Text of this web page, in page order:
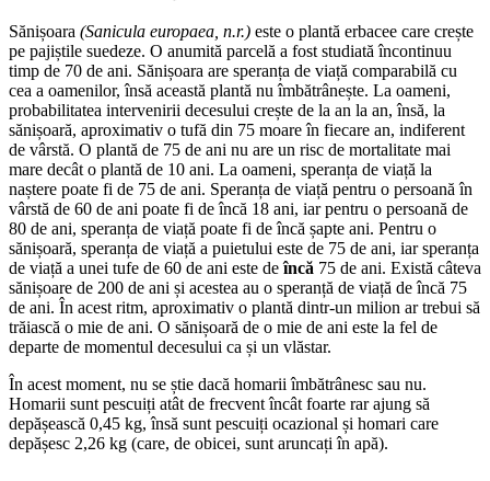
Sănișoara (Sanicula europaea, n.r.) este o plantă erbacee care crește
pe pajiștile suedeze. O anumită parcelă a fost studiată încontinuu
timp de 70 de ani. Sănișoara are speranța de viață comparabilă cu
cea a oamenilor, însă această plantă nu îmbătrânește. La oameni,
probabilitatea intervenirii decesului crește de la an la an, însă, la
sănișoară, aproximativ o tufă din 75 moare în fiecare an, indiferent
de vârstă. O plantă de 75 de ani nu are un risc de mortalitate mai
mare decât o plantă de 10 ani. La oameni, speranța de viață la
naștere poate fi de 75 de ani. Speranța de viață pentru o persoană în
vârstă de 60 de ani poate fi de încă 18 ani, iar pentru o persoană de
80 de ani, speranța de viață poate fi de încă șapte ani. Pentru o
sănișoară, speranța de viață a puietului este de 75 de ani, iar speranța
de viață a unei tufe de 60 de ani este deîncă 75 de ani. Există câteva
sănișoare de 200 de ani și acestea au o speranță de viață de încă 75
de ani. În acest ritm, aproximativ o plantă dintr-un milion ar trebui să
trăiască o mie de ani. O sănișoară de o mie de ani este la fel de
departe de momentul decesului ca și un vlăstar.
În acest moment, nu se știe dacă homarii îmbătrânesc sau nu.
Homarii sunt pescuiți atât de frecvent încât foarte rar ajung să
depășească 0,45 kg, însă sunt pescuiți ocazional și homari care
depășesc 2,26 kg (care, de obicei, sunt aruncați în apă).